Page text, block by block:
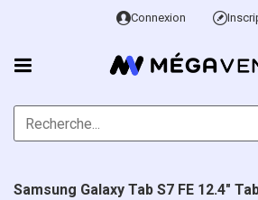
Connexion
Samsung Galaxy Tab S7 FE 12.4"